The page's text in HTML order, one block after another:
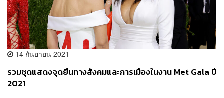
14 กันยายน 2021
รวมชุดแสดงจุดยืนทางสังคมและการเมืองในงาน Met Gala ปี
2021